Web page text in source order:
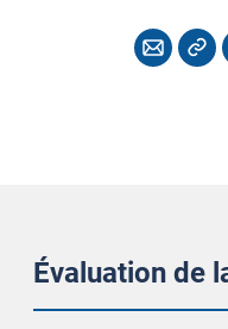
Courriel
Évaluation de